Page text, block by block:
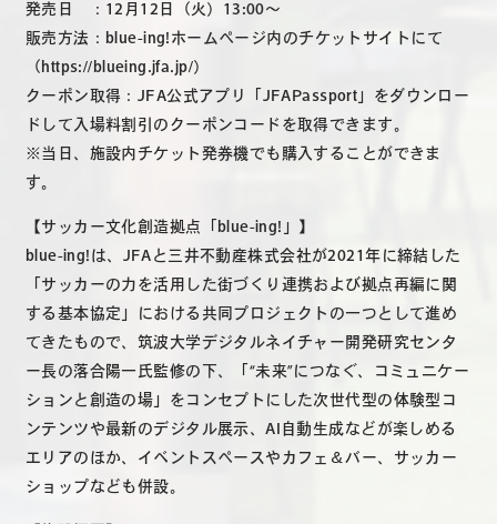
発売日 ：12月12日（火）13:00～
販売方法：blue-ing!ホームページ内のチケットサイトにて
（https://blueing.jfa.jp/）
クーポン取得：JFA公式アプリ「JFAPassport」をダウンロー
ドして入場料割引のクーポンコードを取得できます。
※当日、施設内チケット発券機でも購入することができま
す。
【サッカー文化創造拠点「blue-ing!」】
blue-ing!は、JFAと三井不動産株式会社が2021年に締結した
「サッカーの力を活用した街づくり連携および拠点再編に関
する基本協定」における共同プロジェクトの一つとして進め
てきたもので、筑波大学デジタルネイチャー開発研究センタ
ー長の落合陽一氏監修の下、「“未来”につなぐ、コミュニケー
ションと創造の場」をコンセプトにした次世代型の体験型コ
ンテンツや最新のデジタル展示、AI自動生成などが楽しめる
エリアのほか、イベントスペースやカフェ＆バー、サッカー
ショップなども併設。